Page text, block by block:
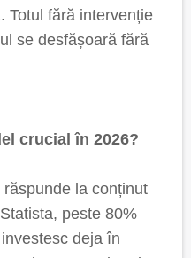
Totul fără intervenție
se desfășoară fără
crucial în 2026?
la conținut
peste 80%
deja în